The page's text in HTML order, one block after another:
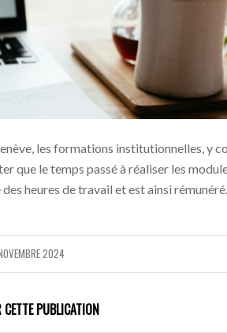
les formations institutionnelles, y
que le temps passé à réaliser les
heures de travail et est ainsi rémunéré.
2024
CETTE PUBLICATION